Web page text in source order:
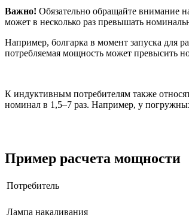
Важно! Обязательно обращайте внимание
может в несколько раз превышать
Например, болгарка в момент запуска для
потребляемая мощность может превысить
К индуктивным потребителям также
номинал в 1,5–7 раз. Например, у
Пример расчета мощности
Потребитель
Лампа накаливания